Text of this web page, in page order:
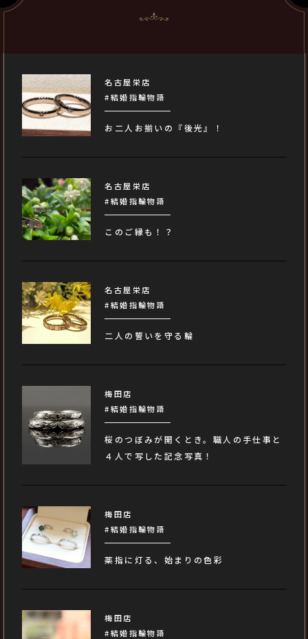
名古屋栄店
#結婚指輪物語
お二人お揃いの『後光』！
名古屋栄店
#結婚指輪物語
このご縁も！？
名古屋栄店
#結婚指輪物語
二人の誓いを守る輪
梅田店
#結婚指輪物語
桜のつぼみが開くとき。職人の手仕事と
４人で写した記念写真！
梅田店
#結婚指輪物語
薬指に灯る、始まりの色彩
梅田店
#結婚指輪物語